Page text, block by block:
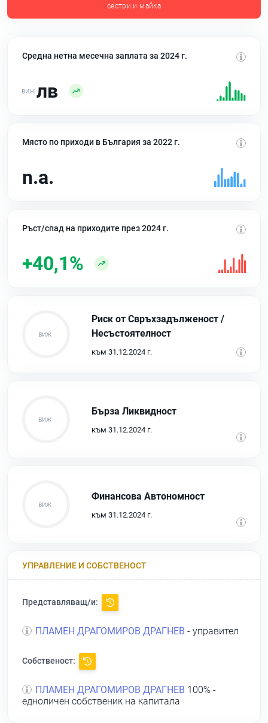
сестри и майка
Средна нетна месечна заплата за 2024 г.
лв
Място по приходи в България за 2022 г.
n.a.
Ръст/спад на приходите през 2024 г.
+40,1%
Риск от Свръхзадълженост /
Несъстоятелност
към 31.12.2024 г.
Бърза Ликвидност
към 31.12.2024 г.
Финансова Автономност
към 31.12.2024 г.
УПРАВЛЕНИЕ И СОБСТВЕНОСТ
Представляващ/и:
ПЛАМЕН ДРАГОМИРОВ ДРАГНЕВ - управител
Собственост:
ПЛАМЕН ДРАГОМИРОВ ДРАГНЕВ 100% -
едноличен собственик на капитала